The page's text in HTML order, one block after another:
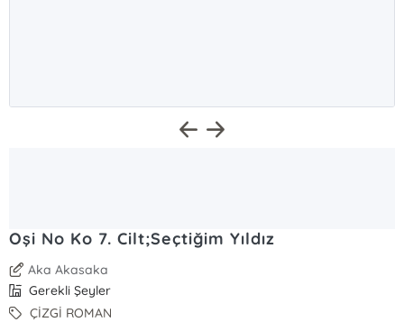
Oşi No Ko 7. Cilt;Seçtiğim Yıldız
Aka Akasaka
Gerekli Şeyler
ÇİZGİ ROMAN